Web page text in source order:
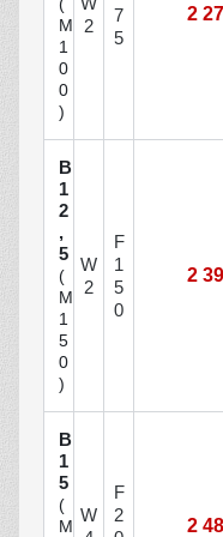
(
М
1
0
0
)
2
7
5
2
В
1
2
,
5
(
М
1
5
0
)
W
2
F
1
5
0
2
В
1
5
(
М
W
F
2
2